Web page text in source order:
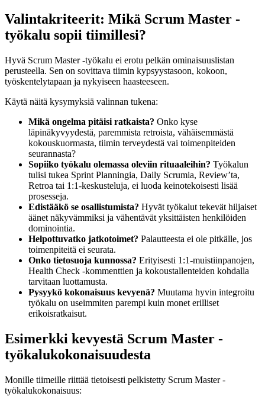
Valintakriteerit: Mikä Scrum Master -
työkalu sopii tiimillesi?
Hyvä Scrum Master -työkalu ei erotu pelkän ominaisuuslistan
perusteella. Sen on sovittava tiimin kypsyystasoon, kokoon,
työskentelytapaan ja nykyiseen haasteeseen.
Käytä näitä kysymyksiä valinnan tukena:
Mikä ongelma pitäisi ratkaista? Onko kyse
läpinäkyvyydestä, paremmista retroista, vähäisemmästä
kokouskuormasta, tiimin terveydestä vai toimenpiteiden
seurannasta?
Sopiiko työkalu olemassa oleviin rituaaleihin? Työkalun
tulisi tukea Sprint Planningia, Daily Scrumia, Review’ta,
Retroa tai 1:1-keskusteluja, ei luoda keinotekoisesti lisää
prosesseja.
Edistääkö se osallistumista? Hyvät työkalut tekevät hiljaiset
äänet näkyvämmiksi ja vähentävät yksittäisten henkilöiden
dominointia.
Helpottuvatko jatkotoimet? Palautteesta ei ole pitkälle, jos
toimenpiteitä ei seurata.
Onko tietosuoja kunnossa? Erityisesti 1:1-muistiinpanojen,
Health Check -kommenttien ja kokoustallenteiden kohdalla
tarvitaan luottamusta.
Pysyykö kokonaisuus kevyenä? Muutama hyvin integroitu
työkalu on useimmiten parempi kuin monet erilliset
erikoisratkaisut.
Esimerkki kevyestä Scrum Master -
työkalukokonaisuudesta
Monille tiimeille riittää tietoisesti pelkistetty Scrum Master -
työkalukokonaisuus: